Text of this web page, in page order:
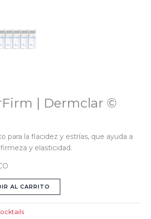
| Dermclar ©
para la flacidez y estrías, que ayuda a
y elasticidad.
AL CARRITO